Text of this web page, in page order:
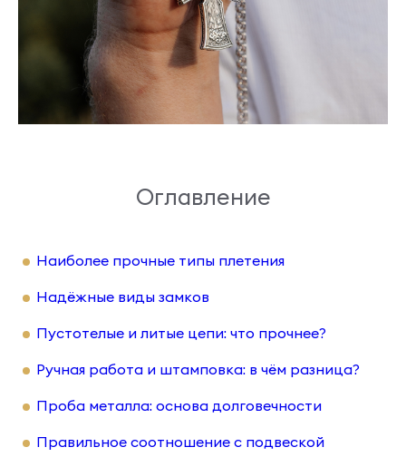
Оглавление
Наиболее прочные типы плетения
Надёжные виды замков
Пустотелые и литые цепи: что прочнее?
Ручная работа и штамповка: в чём разница?
Проба металла: основа долговечности
Правильное соотношение с подвеской